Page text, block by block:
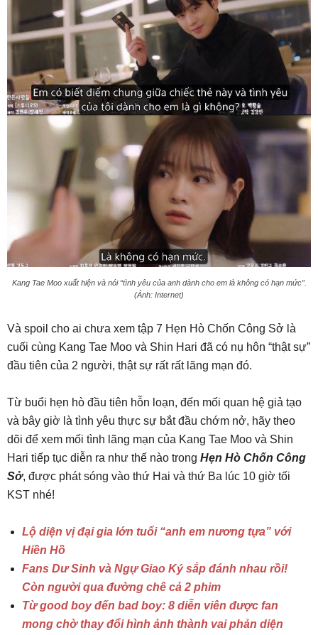
Kang Tae Moo xuất hiện và nói “tình yêu của anh dành cho em là không có hạn mức”.
(Ảnh: Internet)
Và spoil cho ai chưa xem tập 7 Hẹn Hò Chốn Công Sở là
cuối cùng Kang Tae Moo và Shin Hari đã có nụ hôn “thật sự”
đầu tiên của 2 người, thật sự rất rất lãng mạn đó.
Từ buổi hẹn hò đầu tiên hỗn loạn, đến mối quan hệ giả tạo
và bây giờ là tình yêu thực sự bắt đầu chớm nở, hãy theo
dõi để xem mối tình lãng mạn của Kang Tae Moo và Shin
Hari tiếp tục diễn ra như thế nào trong Hẹn Hò Chốn Công
Sở, được phát sóng vào thứ Hai và thứ Ba lúc 10 giờ tối
KST nhé!
Lộ diện vị đại gia lớn tuổi “anh em nương tựa” với
Hiền Hồ
Fans Dư Sinh và Ngự Giao Ký sắp đánh nhau rồi!
Còn người qua đường chê cả 2 phim
Từ good boy đến bad boy: 8 diễn viên được fan
mong chờ thay đổi hình ảnh thành vai phản diện